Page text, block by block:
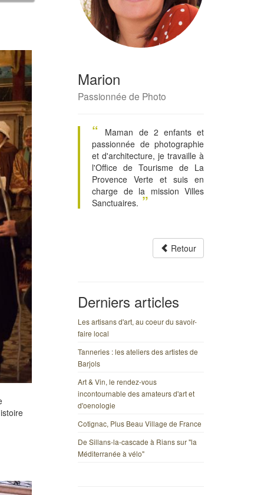
Marion
Passionnée de Photo
“
Maman de 2 enfants et
passionnée de photographie
et d'architecture, je travaille à
l'Office de Tourisme de La
Provence Verte et suis en
charge de la mission Villes
Sanctuaires. ”
Retour
Derniers articles
Les artisans d'art, au coeur du savoir-
faire local
Tanneries : les ateliers des artistes de
Barjols
Art & Vin, le rendez-vous
incontournable des amateurs d'art et
d'oenologie
Cotignac, Plus Beau Village de France
De Sillans-la-cascade à Rians sur "la
Méditerranée à vélo"